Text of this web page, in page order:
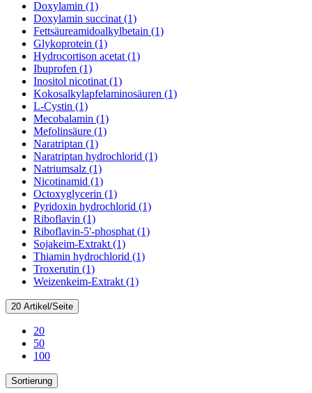
Doxylamin (1)
Doxylamin succinat (1)
Fettsäureamidoalkylbetain (1)
Glykoprotein (1)
Hydrocortison acetat (1)
Ibuprofen (1)
Inositol nicotinat (1)
Kokosalkylapfelaminosäuren (1)
L-Cystin (1)
Mecobalamin (1)
Mefolinsäure (1)
Naratriptan (1)
Naratriptan hydrochlorid (1)
Natriumsalz (1)
Nicotinamid (1)
Octoxyglycerin (1)
Pyridoxin hydrochlorid (1)
Riboflavin (1)
Riboflavin-5'-phosphat (1)
Sojakeim-Extrakt (1)
Thiamin hydrochlorid (1)
Troxerutin (1)
Weizenkeim-Extrakt (1)
20 Artikel/Seite
20
50
100
Sortierung